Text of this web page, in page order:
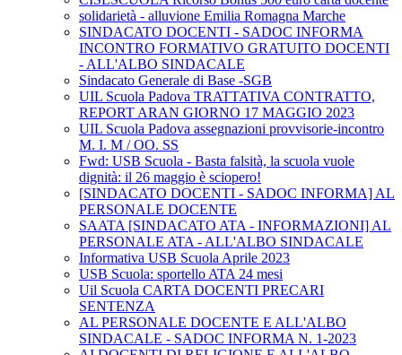
solidarietà - alluvione Emilia Romagna Marche
SINDACATO DOCENTI - SADOC INFORMA
INCONTRO FORMATIVO GRATUITO DOCENTI
- ALL'ALBO SINDACALE
Sindacato Generale di Base -SGB
UIL Scuola Padova TRATTATIVA CONTRATTO,
REPORT ARAN GIORNO 17 MAGGIO 2023
UIL Scuola Padova assegnazioni provvisorie-incontro
M. I. M / OO. SS
Fwd: USB Scuola - Basta falsità, la scuola vuole
dignità: il 26 maggio è sciopero!
[SINDACATO DOCENTI - SADOC INFORMA] AL
PERSONALE DOCENTE
SAATA [SINDACATO ATA - INFORMAZIONI] AL
PERSONALE ATA - ALL'ALBO SINDACALE
Informativa USB Scuola Aprile 2023
USB Scuola: sportello ATA 24 mesi
Uil Scuola CARTA DOCENTI PRECARI
SENTENZA
AL PERSONALE DOCENTE E ALL'ALBO
SINDACALE - SADOC INFORMA N. 1-2023